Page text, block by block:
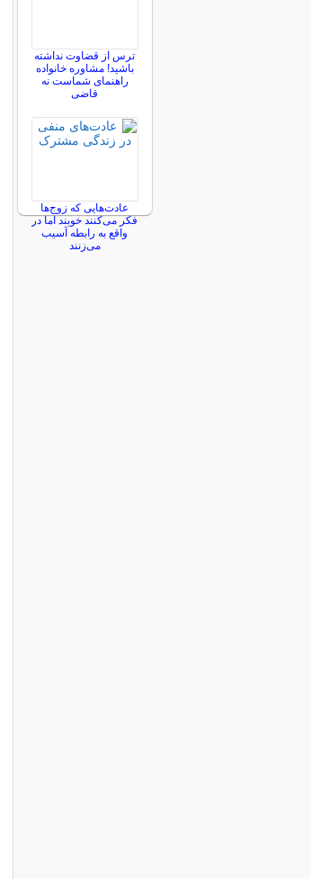
ترس از قضاوت نداشته
باشید! مشاوره خانواده
راهنمای شماست نه
قاضی
عادت‌هایی که زوج‌ها
فکر می‌کنند خوبند اما در
واقع به رابطه آسیب
می‌زنند